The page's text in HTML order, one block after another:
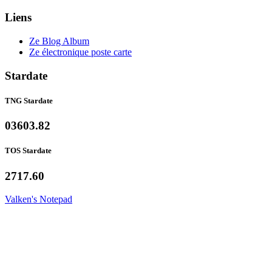
Liens
Ze Blog Album
Ze électronique poste carte
Stardate
TNG Stardate
03603.82
TOS Stardate
2717.60
Valken's Notepad